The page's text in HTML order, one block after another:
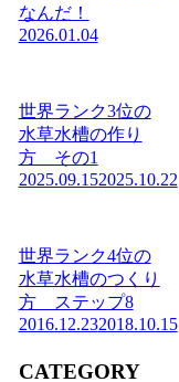
なんだ！
2026.01.04
世界ランク3位の
水草水槽の作り
方 その1
2025.09.152025.10.22
世界ランク4位の
水草水槽のつくり
方 ステップ8
2016.12.232018.10.15
CATEGORY